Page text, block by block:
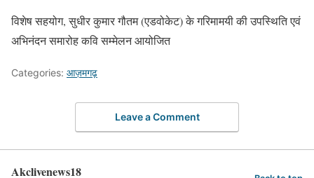
विशेष सहयोग, सुधीर कुमार गौतम (एडवोकेट) के गरिमामयी की उपस्थिति एवं
अभिनंदन समारोह कवि सम्मेलन आयोजित
Categories: आज़मगढ़
Leave a Comment
Akclivenews18